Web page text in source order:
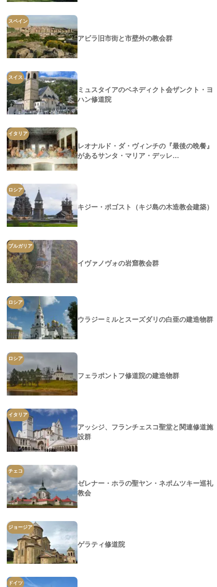
スペイン
アビラ旧市街と市壁外の教会群
スイス
ミュスタイアのベネディクト会ザンクト・ヨ
ハン修道院
イタリア
レオナルド・ダ・ヴィンチの『最後の晩餐』
があるサンタ・マリア・デッレ…
ロシア
キジー・ポゴスト（キジ島の木造教会建築）
ブルガリア
イヴァノヴォの岩窟教会群
ロシア
ウラジーミルとスーズダリの白亜の建造物群
ロシア
フェラポントフ修道院の建造物群
イタリア
アッシジ、フランチェスコ聖堂と関連修道施
設群
チェコ
ゼレナー・ホラの聖ヤン・ネポムツキー巡礼
教会
ジョージア
ゲラティ修道院
ドイツ